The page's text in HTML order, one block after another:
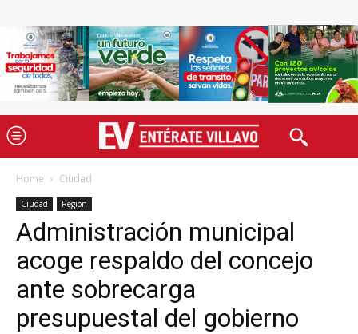
Home Ciudad
Ciudad Región
Administración municipal
acoge respaldo del concejo
ante sobrecarga
presupuestal del gobierno